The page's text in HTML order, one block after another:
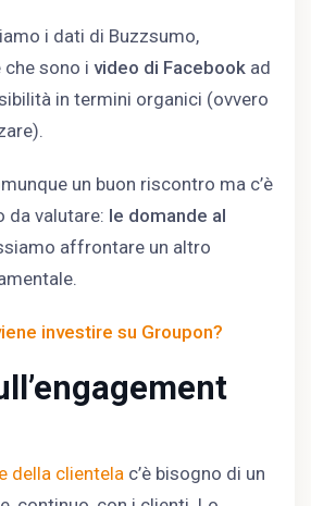
i dati di Buzzsumo,
sono i video di Facebook ad
in termini organici (ovvero
un buon riscontro ma c’è
da valutare: le domande al
affrontare un altro
investire su Groupon?
della clientela c’è bisogno di un